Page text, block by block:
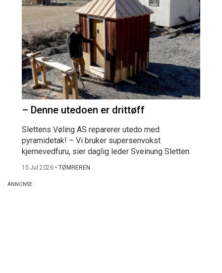
– Denne utedoen er drittøff
Slettens Vøling AS reparerer utedo med
pyramidetak! – Vi bruker supersenvokst
kjernevedfuru, sier daglig leder Sveinung Sletten.
15 Jul 2026 • TØMREREN